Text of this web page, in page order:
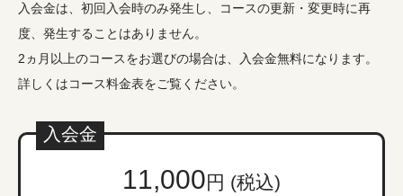
入会金は、初回入会時のみ発生し、コースの更新・変更時に再
度、発生することはありません。
2ヵ月以上のコースをお選びの場合は、入会金無料になります。
詳しくはコース料金表をご覧ください。
入会金
11,000円 (税込)